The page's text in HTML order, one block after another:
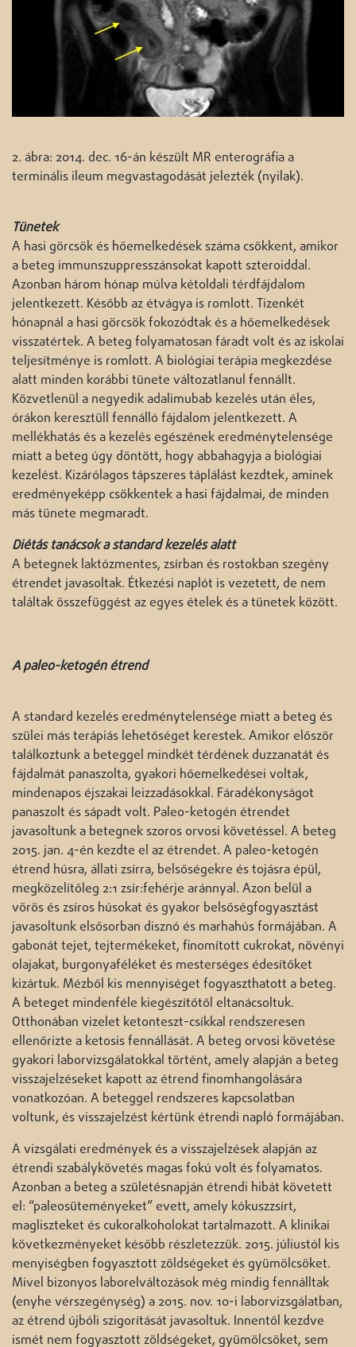
2. ábra: 2014. dec. 16-án készült MR enterográfia a
terminális ileum megvastagodását jelezték (nyilak).
Tünetek
A hasi görcsök és hőemelkedések száma csökkent, amikor
a beteg immunszuppresszánsokat kapott szteroiddal.
Azonban három hónap múlva kétoldali térdfájdalom
jelentkezett. Később az étvágya is romlott. Tizenkét
hónapnál a hasi görcsök fokozódtak és a hőemelkedések
visszatértek. A beteg folyamatosan fáradt volt és az iskolai
teljesítménye is romlott. A biológiai terápia megkezdése
alatt minden korábbi tünete változatlanul fennállt.
Közvetlenül a negyedik adalimubab kezelés után éles,
órákon keresztüll fennálló fájdalom jelentkezett. A
mellékhatás és a kezelés egészének eredménytelensége
miatt a beteg úgy döntött, hogy abbahagyja a biológiai
kezelést. Kizárólagos tápszeres táplálást kezdtek, aminek
eredményeképp csökkentek a hasi fájdalmai, de minden
más tünete megmaradt.
Diétás tanácsok a standard kezelés alatt
A betegnek laktózmentes, zsírban és rostokban szegény
étrendet javasoltak. Étkezési naplót is vezetett, de nem
találtak összefüggést az egyes ételek és a tünetek között.
A paleo-ketogén étrend
A standard kezelés eredménytelensége miatt a beteg és
szülei más terápiás lehetőséget kerestek. Amikor először
találkoztunk a beteggel mindkét térdének duzzanatát és
fájdalmát panaszolta, gyakori hőemelkedései voltak,
mindenapos éjszakai leizzadásokkal. Fáradékonyságot
panaszolt és sápadt volt. Paleo-ketogén étrendet
javasoltunk a betegnek szoros orvosi követéssel. A beteg
2015. jan. 4-én kezdte el az étrendet. A paleo-ketogén
étrend húsra, állati zsírra, belsőségekre és tojásra épül,
megközelítőleg 2:1 zsír:fehérje aránnyal. Azon belül a
vörös és zsíros húsokat és gyakor belsőségfogyasztást
javasoltunk elsősorban disznó és marhahús formájában. A
gabonát tejet, tejtermékeket, finomított cukrokat, növényi
olajakat, burgonyaféléket és mesterséges édesítőket
kizártuk. Mézből kis mennyiséget fogyaszthatott a beteg.
A beteget mindenféle kiegészítőtől eltanácsoltuk.
Otthonában vizelet ketonteszt-csíkkal rendszeresen
ellenőrizte a ketosis fennállását. A beteg orvosi követése
gyakori laborvizsgálatokkal történt, amely alapján a beteg
visszajelzéseket kapott az étrend finomhangolására
vonatkozóan. A beteggel rendszeres kapcsolatban
voltunk, és visszajelzést kértünk étrendi napló formájában.
A vizsgálati eredmények és a visszajelzések alapján az
étrendi szabálykövetés magas fokú volt és folyamatos.
Azonban a beteg a születésnapján étrendi hibát követett
el: “paleosüteményeket” evett, amely kókuszzsírt,
magliszteket és cukoralkoholokat tartalmazott. A klinikai
következményeket később részletezzük. 2015. júliustól kis
menyiségben fogyasztott zöldségeket és gyümölcsöket.
Mivel bizonyos laborelváltozások még mindig fennálltak
(enyhe vérszegénység) a 2015. nov. 10-i laborvizsgálatban,
az étrend újbóli szigorítását javasoltuk. Innentől kezdve
ismét nem fogyasztott zöldségeket, gyümölcsöket, sem